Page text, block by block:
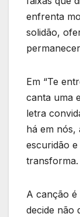
enfrenta
solidão,
Em “Te
canta uma
letra
há em nós,
escuridão
transforma.
A canção é
decide não